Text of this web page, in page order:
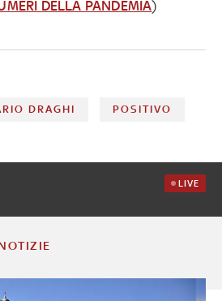
DELLA PANDEMIA)
DRAGHI POSITIVO
LIVE